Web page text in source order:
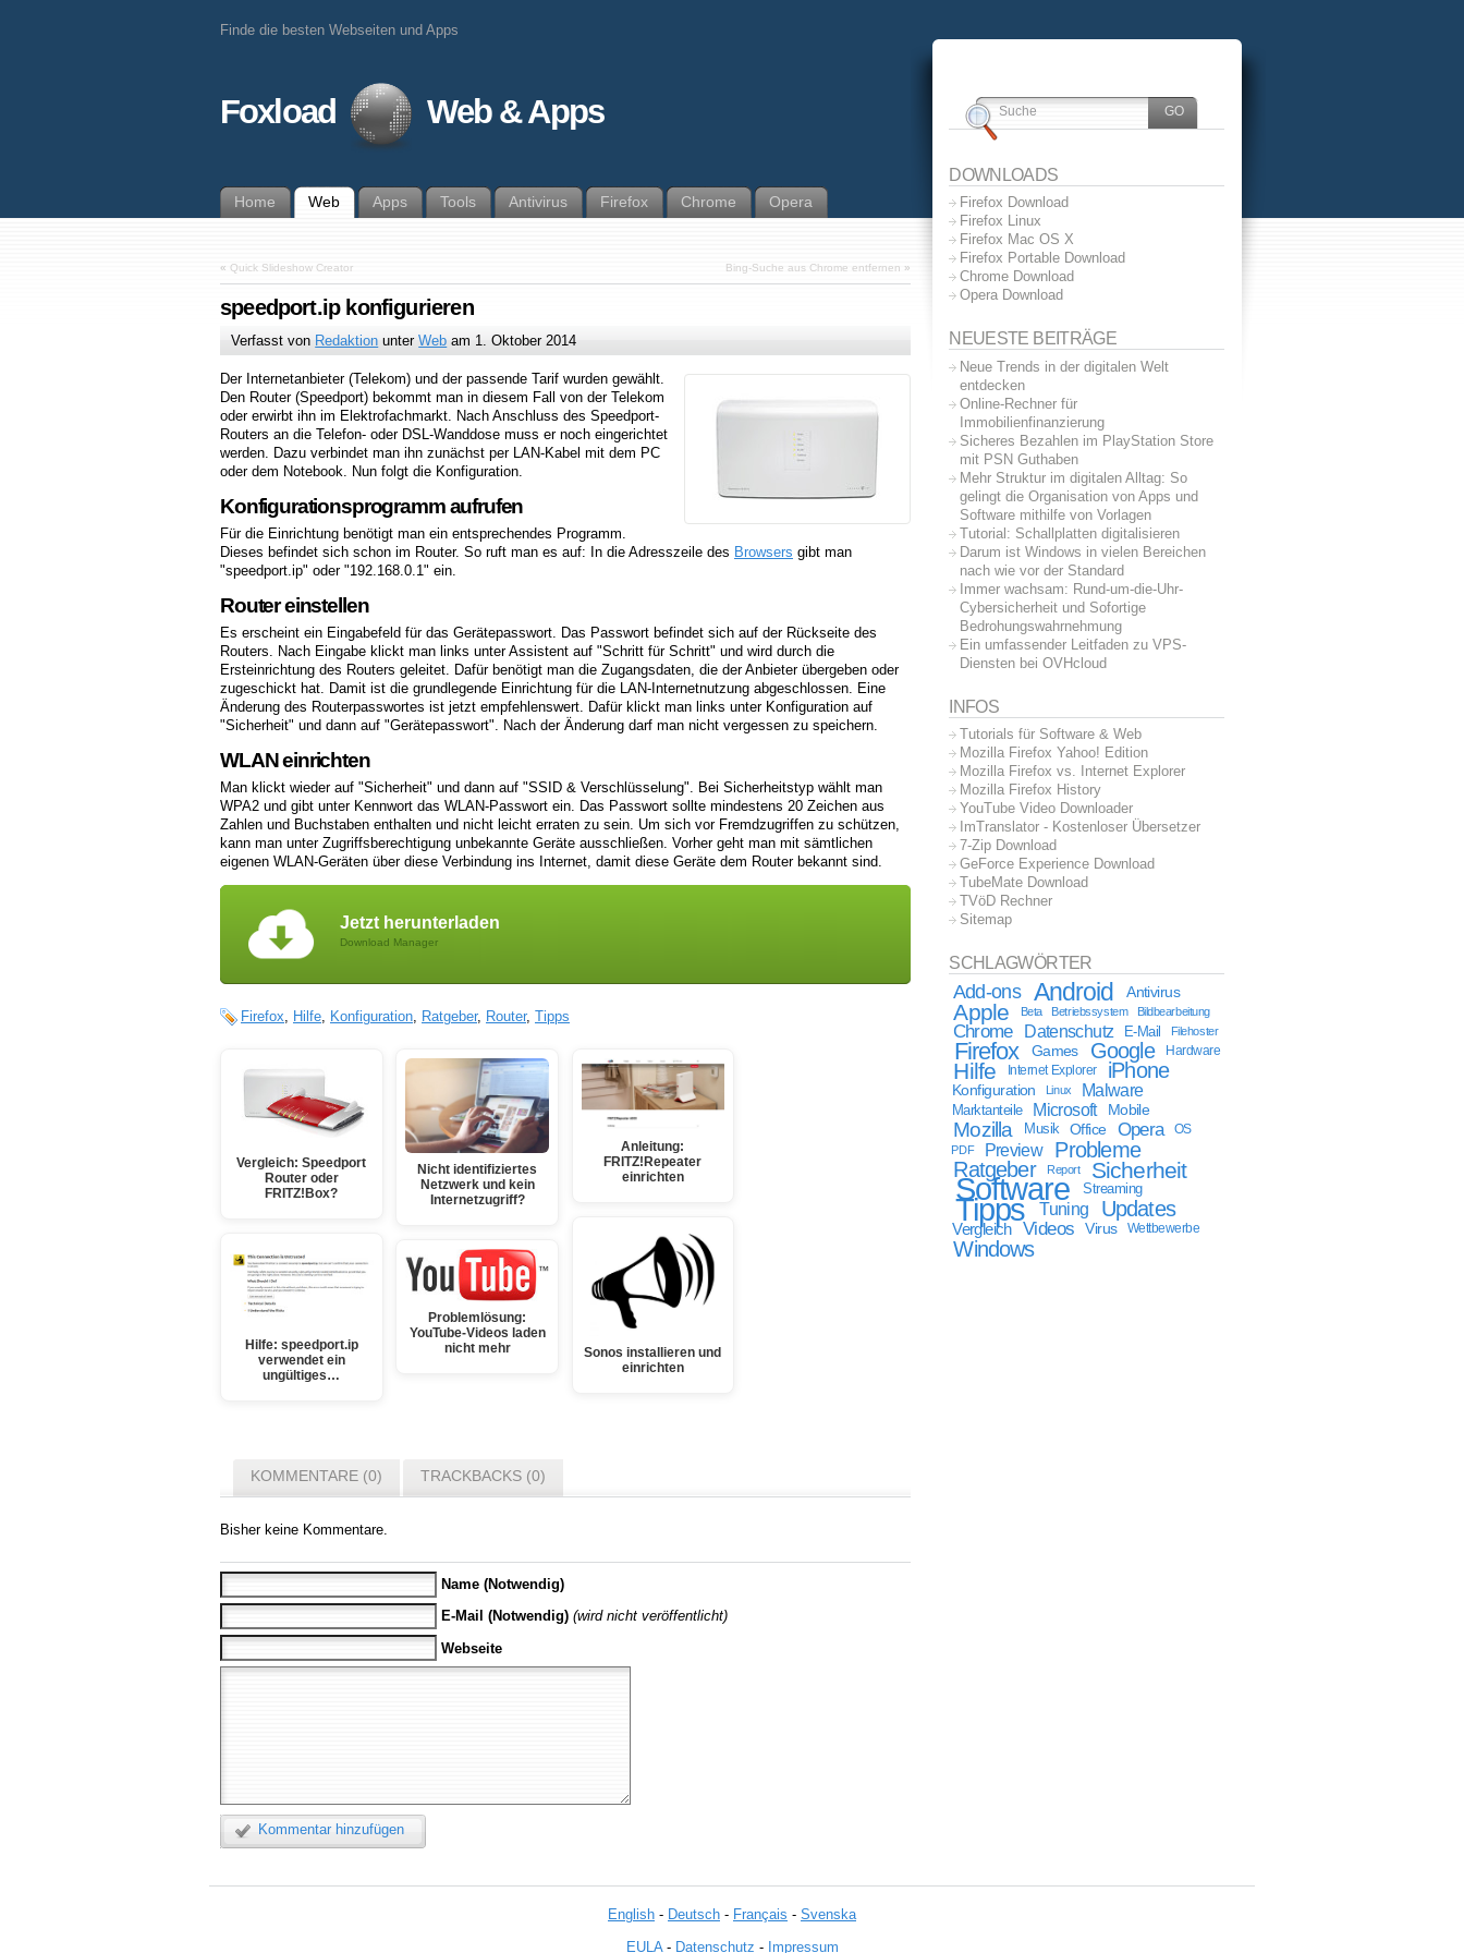
Finde die besten Webseiten und Apps
Foxload Web & Apps
Home Web Apps Tools Antivirus Firefox Chrome Opera
« Quick Slideshow Creator Bing-Suche aus Chrome entfernen »
speedport.ip konfigurieren
Verfasst von Redaktion unterWeb am 1. Oktober 2014
Der Internetanbieter (Telekom) und der passende Tarif wurden gewählt.
Den Router (Speedport) bekommt man in diesem Fall von der Telekom
oder erwirbt ihn im Elektrofachmarkt. Nach Anschluss des Speedport-
Routers an die Telefon- oder DSL-Wanddose muss er noch eingerichtet
werden. Dazu verbindet man ihn zunächst per LAN-Kabel mit dem PC
oder dem Notebook. Nun folgt die Konfiguration.
Konfigurationsprogramm aufrufen
Für die Einrichtung benötigt man ein entsprechendes Programm.
Dieses befindet sich schon im Router. So ruft man es auf: In die Adresszeile des Browsers gibt man
"speedport.ip" oder "192.168.0.1" ein.
Router einstellen
Es erscheint ein Eingabefeld für das Gerätepasswort. Das Passwort befindet sich auf der Rückseite des
Routers. Nach Eingabe klickt man links unter Assistent auf "Schritt für Schritt" und wird durch die
Ersteinrichtung des Routers geleitet. Dafür benötigt man die Zugangsdaten, die der Anbieter übergeben oder
zugeschickt hat. Damit ist die grundlegende Einrichtung für die LAN-Internetnutzung abgeschlossen. Eine
Änderung des Routerpasswortes ist jetzt empfehlenswert. Dafür klickt man links unter Konfiguration auf
"Sicherheit" und dann auf "Gerätepasswort". Nach der Änderung darf man nicht vergessen zu speichern.
WLAN einrichten
Man klickt wieder auf "Sicherheit" und dann auf "SSID & Verschlüsselung". Bei Sicherheitstyp wählt man
WPA2 und gibt unter Kennwort das WLAN-Passwort ein. Das Passwort sollte mindestens 20 Zeichen aus
Zahlen und Buchstaben enthalten und nicht leicht erraten zu sein. Um sich vor Fremdzugriffen zu schützen,
kann man unter Zugriffsberechtigung unbekannte Geräte ausschließen. Vorher geht man mit sämtlichen
eigenen WLAN-Geräten über diese Verbindung ins Internet, damit diese Geräte dem Router bekannt sind.
Jetzt herunterladen
Download Manager
Firefox Hilfe Konfiguration Ratgeber, Router, Tipps
Vergleich: Speedport
Router oder
FRITZ!Box?
Hilfe: speedport.ip
verwendet ein
ungültiges…
Nicht identifiziertes
Netzwerk und kein
Internetzugriff?
Problemlösung:
YouTube-Videos laden
nicht mehr
Anleitung:
FRITZ!Repeater
einrichten
Sonos installieren und
einrichten
KOMMENTARE (0) TRACKBACKS (0)
Bisher keine Kommentare.
Name (Notwendig)
E-Mail (Notwendig) (wird nicht veröffentlicht)
Webseite
Kommentar hinzufügen
DOWNLOADS
Firefox Download
Firefox Linux
Firefox Mac OS X
Firefox Portable Download
Chrome Download
Opera Download
NEUESTE BEITRÄGE
Neue Trends in der digitalen Welt
entdecken
Online-Rechner für
Immobilienfinanzierung
Sicheres Bezahlen im PlayStation Store
mit PSN Guthaben
Mehr Struktur im digitalen Alltag: So
gelingt die Organisation von Apps und
Software mithilfe von Vorlagen
Tutorial: Schallplatten digitalisieren
Darum ist Windows in vielen Bereichen
nach wie vor der Standard
Immer wachsam: Rund-um-die-Uhr-
Cybersicherheit und Sofortige
Bedrohungswahrnehmung
Ein umfassender Leitfaden zu VPS-
Diensten bei OVHcloud
INFOS
Tutorials für Software & Web
Mozilla Firefox Yahoo! Edition
Mozilla Firefox vs. Internet Explorer
Mozilla Firefox History
YouTube Video Downloader
ImTranslator - Kostenloser Übersetzer
7-Zip Download
GeForce Experience Download
TubeMate Download
TVöD Rechner
Sitemap
SCHLAGWÖRTER
Add-ons Android Antivirus
Apple Beta Betriebssystem Bildbearbeitung
Chrome Datenschutz E-Mail Filehoster
Firefox Games Google Hardware
Hilfe Internet Explorer iPhone
Konfiguration Linux Malware
Marktanteile Microsoft Mobile
Mozilla Musik Office Opera
OS
PDF
Preview
Probleme
Ratgeber
Report Sicherheit
Software Streaming
Tipps Tuning Updates
Vergleich Videos Virus Wettbewerbe
Windows
English - Deutsch - Français - Svenska
EULA- Datenschutz - Impressum